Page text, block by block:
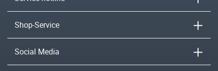
Shop-Service
Social Media